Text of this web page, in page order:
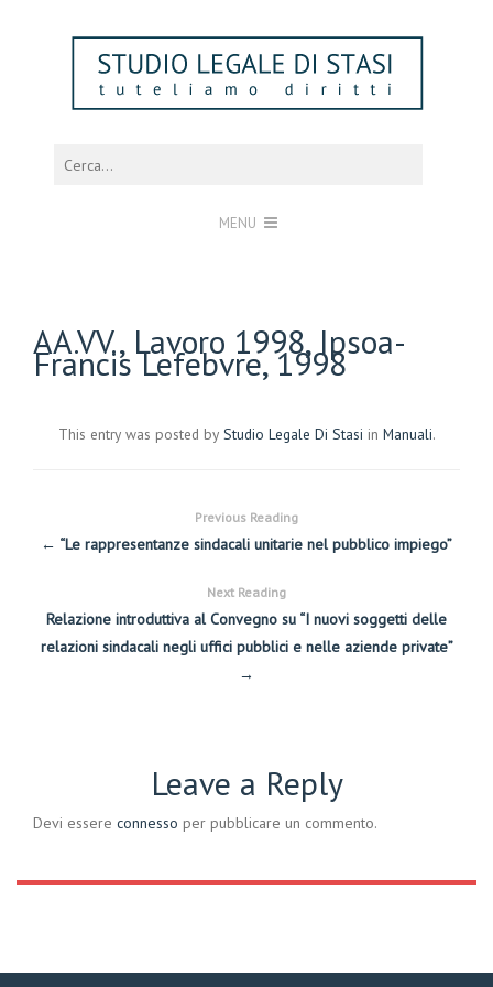
MENU
AA.VV., Lavoro 1998, Ipsoa-
Francis Lefebvre, 1998
This entry was posted by Studio Legale Di Stasi in Manuali.
Previous Reading
← “Le rappresentanze sindacali unitarie nel pubblico impiego”
Next Reading
Relazione introduttiva al Convegno su “I nuovi soggetti delle
relazioni sindacali negli uffici pubblici e nelle aziende private”
→
Leave a Reply
Devi essere connesso per pubblicare un commento.